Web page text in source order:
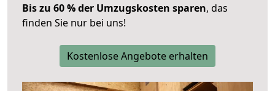
Bis zu 60 % der Umzugskosten sparen, das
finden Sie nur bei uns!
Kostenlose Angebote erhalten